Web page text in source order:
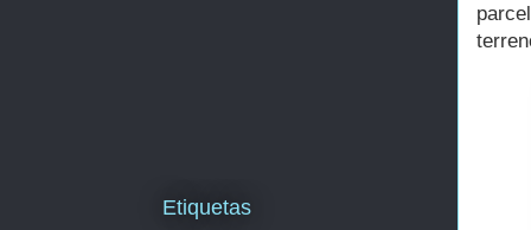
Etiquetas